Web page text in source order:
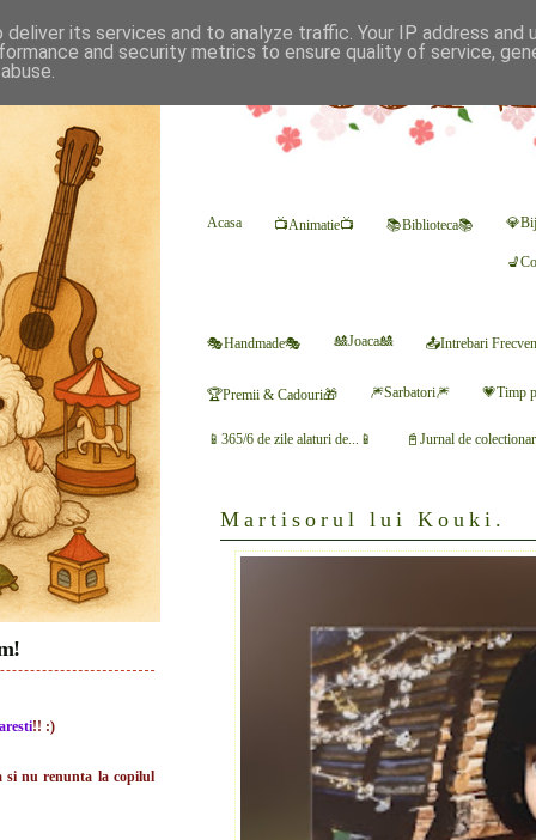
Acasa 📺Animatie📺 📚Biblioteca📚
🎭Handmade🎭 🎎Joaca🎎 📤Intrebari
🏆Premii & Cadouri🎁 🎆Sarbatori🎆 💗Timp
📱365/6 de zile alaturi de...📱 📓Jurnal de
Martisorul lui Kouki.
!! :)
si nu renunta la copilul
its services and to analyze traffic. Your IP address and
and security metrics to ensure quality of service,